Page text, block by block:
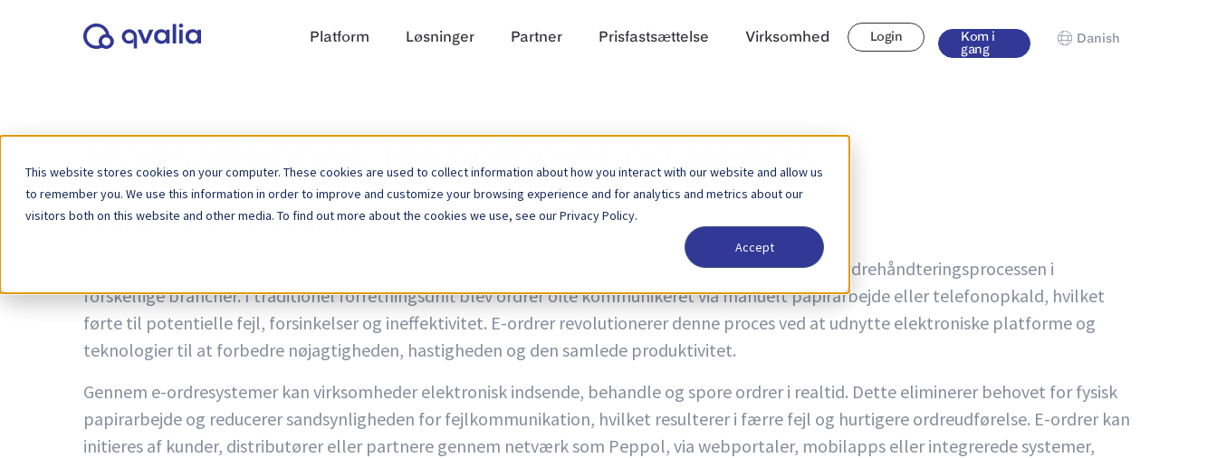
This website stores cookies on your computer. These cookies are used to collect information about how you interact with our website and allow us
to remember you. We use this information in order to improve and customize your browsing experience and for analytics and metrics about our
visitors both on this website and other media. To find out more about the cookies we use, see our Privacy Policy.
Accept
Platform Løsninger Partner Prisfastsættelse Virksomhed Login
Kom i
gang
Danish
Transaktioner, teknologier og trends
E-ordrer, en forkortelse for "electronic orders", henviser til digitaliseringen og automatiseringen af ordrehåndteringsprocessen i
forskellige brancher. I traditionel forretningsdrift blev ordrer ofte kommunikeret via manuelt papirarbejde eller telefonopkald, hvilket
førte til potentielle fejl, forsinkelser og ineffektivitet. E-ordrer revolutionerer denne proces ved at udnytte elektroniske platforme og
teknologier til at forbedre nøjagtigheden, hastigheden og den samlede produktivitet.
Gennem e-ordresystemer kan virksomheder elektronisk indsende, behandle og spore ordrer i realtid. Dette eliminerer behovet for fysisk
papirarbejde og reducerer sandsynligheden for fejlkommunikation, hvilket resulterer i færre fejl og hurtigere ordreudførelse. E-ordrer kan
initieres af kunder, distributører eller partnere gennem netværk som Peppol, via webportaler, mobilapps eller integrerede systemer,